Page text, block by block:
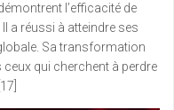
l’efficacité de
a réussi à atteindre ses
Sa transformation
qui cherchent à perdre